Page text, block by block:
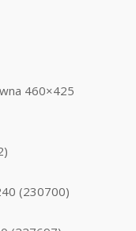
460×425
(230700)